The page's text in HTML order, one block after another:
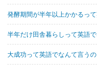
発酵期間が半年以上かかるっ
半年だけ田舎暮らしって英語
大成功って英語でなんて言うの